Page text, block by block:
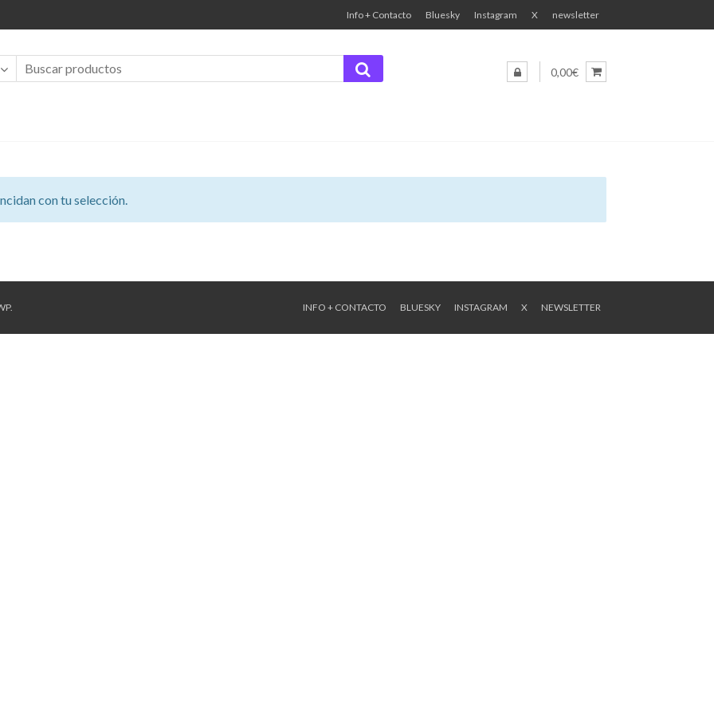
Info + Contacto Bluesky Instagram X newsletter
0,00€
con tu selección.
. INFO + CONTACTO BLUESKY INSTAGRAM X NEWSLETTER